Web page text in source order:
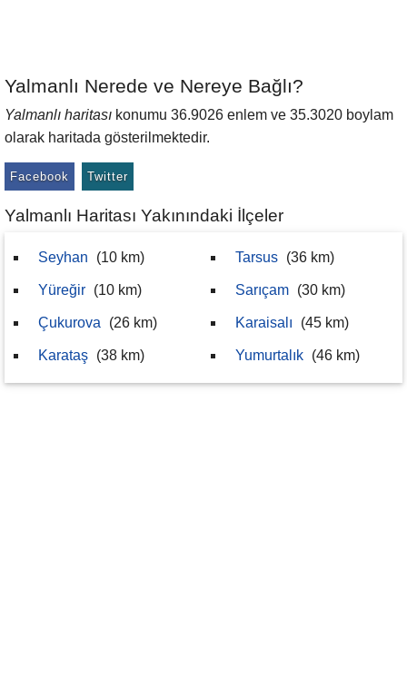
Yalmanlı Nerede ve Nereye Bağlı?
Yalmanlı haritası konumu 36.9026 enlem ve 35.3020 boylam
olarak haritada gösterilmektedir.
Facebook Twitter
Yalmanlı Haritası Yakınındaki İlçeler
Seyhan (10 km)
Yüreğir (10 km)
Çukurova (26 km)
Karataş (38 km)
Tarsus (36 km)
Sarıçam (30 km)
Karaisalı (45 km)
Yumurtalık (46 km)